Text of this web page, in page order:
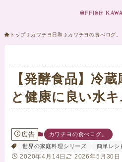
トップ カワチヨ日和 カワチヨの食べログ。
【発酵食品】冷
と健康に良い水
広告
カワチヨの食べログ。
世界の家庭料理シリーズ
簡単レシ
2020年4月14日 2026年5月30日